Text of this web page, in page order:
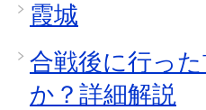
霞城
合戦後に行っ
か？詳細解説